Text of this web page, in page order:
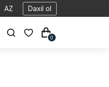
AZ Daxil ol
0